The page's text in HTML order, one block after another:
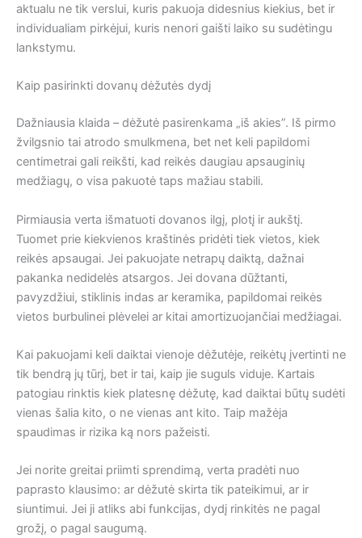
aktualu ne tik verslui, kuris pakuoja didesnius kiekius, bet ir
individualiam pirkėjui, kuris nenori gaišti laiko su sudėtingu
lankstymu.
Kaip pasirinkti dovanų dėžutės dydį
Dažniausia klaida – dėžutė pasirenkama „iš akies”. Iš pirmo
žvilgsnio tai atrodo smulkmena, bet net keli papildomi
centimetrai gali reikšti, kad reikės daugiau apsauginių
medžiagų, o visa pakuotė taps mažiau stabili.
Pirmiausia verta išmatuoti dovanos ilgį, plotį ir aukštį.
Tuomet prie kiekvienos kraštinės pridėti tiek vietos, kiek
reikės apsaugai. Jei pakuojate netrapų daiktą, dažnai
pakanka nedidelės atsargos. Jei dovana dūžtanti,
pavyzdžiui, stiklinis indas ar keramika, papildomai reikės
vietos burbulinei plėvelei ar kitai amortizuojančiai medžiagai.
Kai pakuojami keli daiktai vienoje dėžutėje, reikėtų įvertinti ne
tik bendrą jų tūrį, bet ir tai, kaip jie suguls viduje. Kartais
patogiau rinktis kiek platesnę dėžutę, kad daiktai būtų sudėti
vienas šalia kito, o ne vienas ant kito. Taip mažėja
spaudimas ir rizika ką nors pažeisti.
Jei norite greitai priimti sprendimą, verta pradėti nuo
paprasto klausimo: ar dėžutė skirta tik pateikimui, ar ir
siuntimui. Jei ji atliks abi funkcijas, dydį rinkitės ne pagal
grožį, o pagal saugumą.